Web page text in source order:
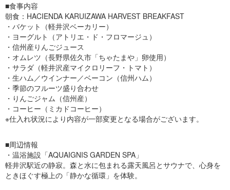
■食事内容
朝食：HACIENDA KARUIZAWA HARVEST BREAKFAST
・バケット（軽井沢ベーカリー）
・ヨーグルト（アトリエ・ド・フロマージュ）
・信州産りんごジュース
・オムレツ（長野県佐久市「ちゃたまや」卵使用）
・サラダ（軽井沢産マイクロリーフ・トマト）
・生ハム／ウインナー／ベーコン（信州ハム）
・季節のフルーツ盛り合わせ
・りんごジャム（信州産）
・コーヒー（ミカドコーヒー）
※仕入れ状況により内容が一部変更となる場合がございます。
■周辺情報
・温浴施設「AQUAIGNIS GARDEN SPA」
軽井沢駅近の静寂。森と水に包まれる露天風呂とサウナで、心身を
ときほぐす極上の「静かな循環」を体験。